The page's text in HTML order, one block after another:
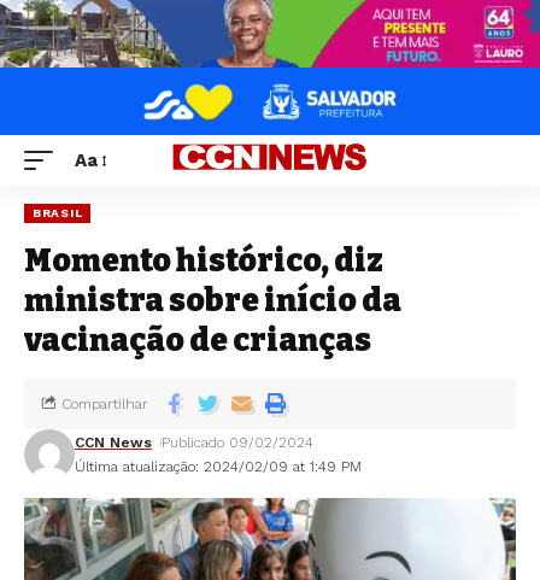
Aa
BRASIL
Momento histórico, diz
ministra sobre início da
vacinação de crianças
Última atualização: 2024/02/09 at 1:49 PM
CCN News Publicado 09/02/2024
Compartilhar